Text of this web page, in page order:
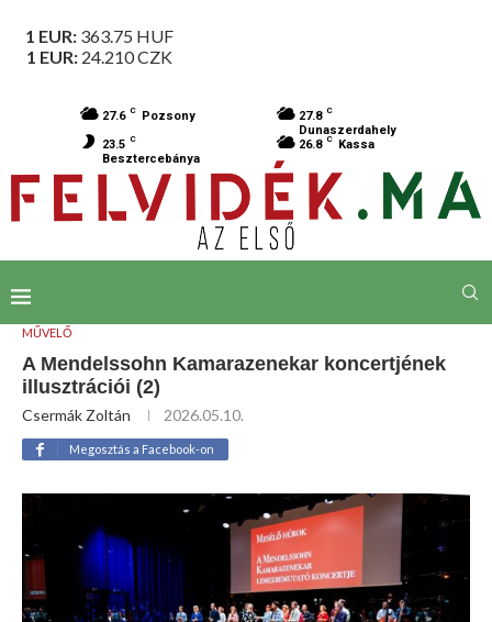
1 EUR: 363.75 HUF
1 EUR: 24.210CZK
27.6 C Pozsony 27.8 C
Dunaszerdahely
23.5 C
Besztercebánya
26.8 C Kassa
MŰVELŐ
A Mendelssohn Kamarazenekar koncertjének
illusztrációi (2)
Csermák Zoltán 2026.05.10.
Megosztás a Facebook-on